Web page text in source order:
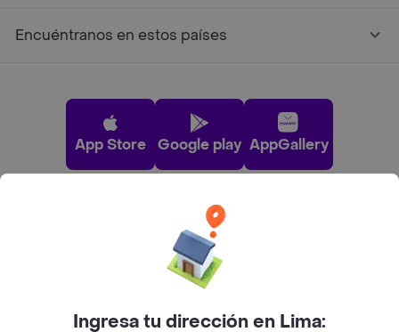
Encuéntranos en estos países
App Store Google play AppGallery
Pide tu comida favorita cerca de ti
Ingresa tu dirección en Lima: